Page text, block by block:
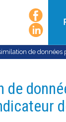
de données